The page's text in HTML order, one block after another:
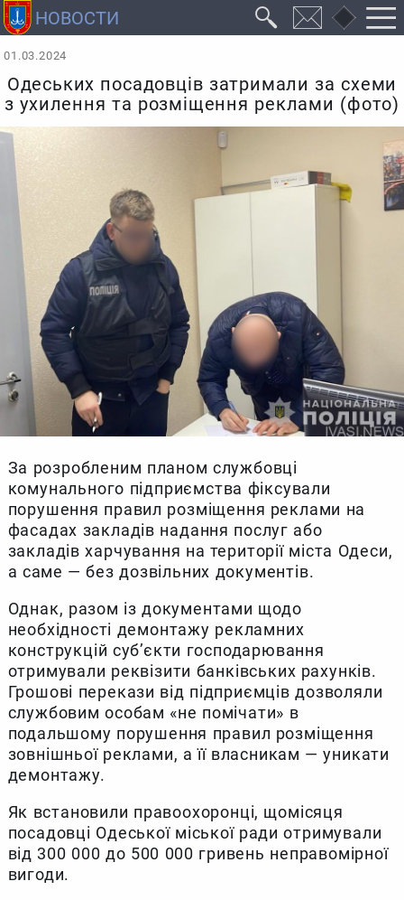
01.03.2024
Одеських посадовців затримали за схеми
з ухилення та розміщення реклами (фото)
За розробленим планом службовці
комунального підприємства фіксували
порушення правил розміщення реклами на
фасадах закладів надання послуг або
закладів харчування на території міста Одеси,
а саме — без дозвільних документів.
Однак, разом із документами щодо
необхідності демонтажу рекламних
конструкцій суб’єкти господарювання
отримували реквізити банківських рахунків.
Грошові перекази від підприємців дозволяли
службовим особам «не помічати» в
подальшому порушення правил розміщення
зовнішньої реклами, а її власникам — уникати
демонтажу.
Як встановили правоохоронці, щомісяця
посадовці Одеської міської ради отримували
від 300 000 до 500 000 гривень неправомірної
вигоди.